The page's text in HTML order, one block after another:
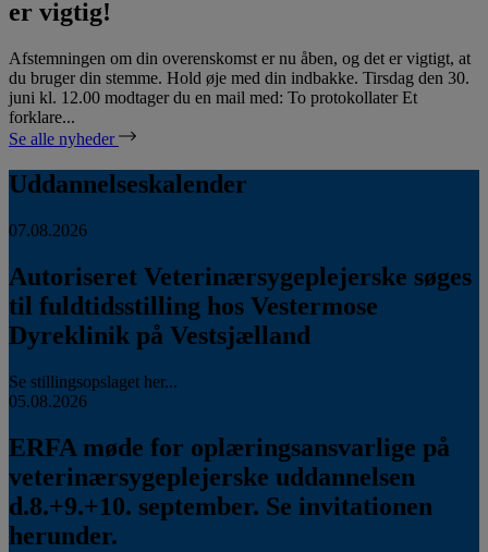
er vigtig!
Afstemningen om din overenskomst er nu åben, og det er vigtigt, at
du bruger din stemme. Hold øje med din indbakke. Tirsdag den 30.
juni kl. 12.00 modtager du en mail med: To protokollater Et
forklare...
Se alle nyheder
Uddannelseskalender
07.08.2026
Autoriseret Veterinærsygeplejerske søges
til fuldtidsstilling hos Vestermose
Dyreklinik på Vestsjælland
Se stillingsopslaget her...
05.08.2026
ERFA møde for oplæringsansvarlige på
veterinærsygeplejerske uddannelsen
d.8.+9.+10. september. Se invitationen
herunder.